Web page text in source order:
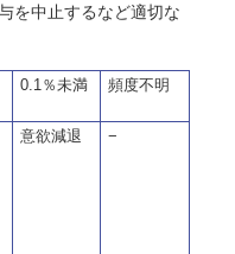
を中止するなど適切な
0.1％未満 頻度不明
意欲減退 −